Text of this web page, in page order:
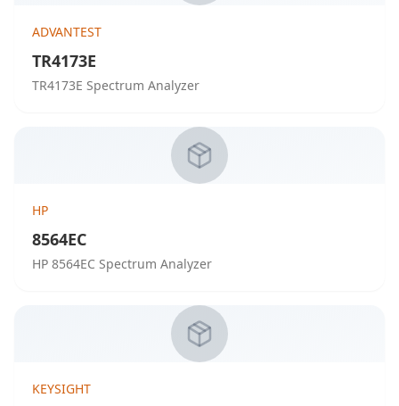
ADVANTEST
TR4173E
TR4173E Spectrum Analyzer
HP
8564EC
HP 8564EC Spectrum Analyzer
KEYSIGHT